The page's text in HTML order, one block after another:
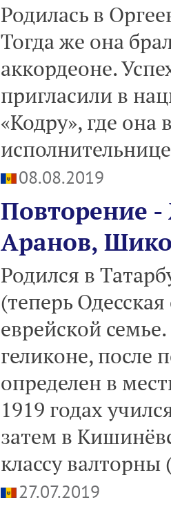
Родилась в
Тогда же она
аккордеоне.
пригласили в
«Кодру», где она
08.08.2019
Повторение
Аранов,
Родился в
(теперь
еврейской
геликоне, после
определен в
1919 годах
затем в
классу
27.07.2019